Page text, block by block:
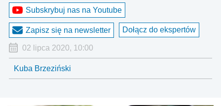
Subskrybuj nas na Youtube
Zapisz się na newsletter Dołącz do ekspertów
02 lipca 2020, 10:00
Kuba Brzeziński